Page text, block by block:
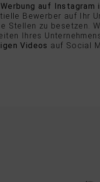
Werbung auf
Bewerber auf Ihr
Stellen zu besetzen.
Ihres
Videos auf Social